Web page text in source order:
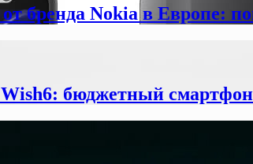
бренда Nokia в Европе:
Wish6: бюджетный